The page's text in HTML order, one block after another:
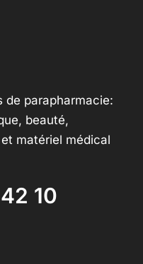
de parapharmacie:
beauté,
matériel médical
10